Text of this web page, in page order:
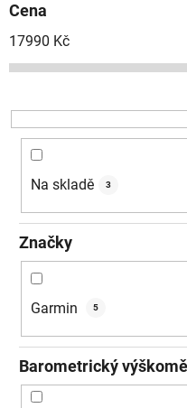
r
o
d
k
Cena
17990 Kč
Na skladě 3
Značky
Garmin 5
Barometrický